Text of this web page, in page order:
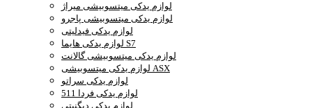
لوازم یدکی میتسوبیشی میراژ
لوازم یدکی میتسوبیشی پاجرو
لوازم یدکی فیدلیتی
لوازم یدکی هایما S7
لوازم یدکی میتسوبیشی گالانت
لوازم یدکی میتسوبیشی ASX
لوازم یدکی سراتو
لوازم یدکی فردا 511
لوازم یدکی دیگنیتی